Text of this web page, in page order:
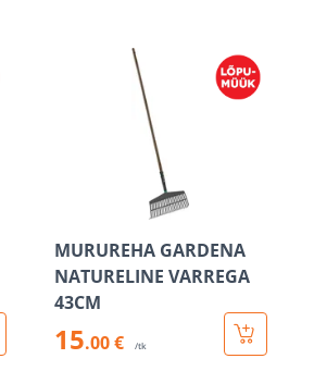
MURUREHA GARDENA
NATURELINE VARREGA
43CM
15.00 € /tk